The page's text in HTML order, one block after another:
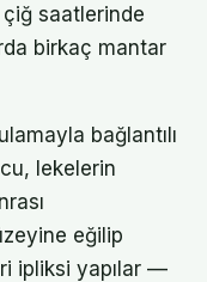
çiğ saatlerinde
birkaç mantar
bağlantılı
lekelerin
eğilip
ipliksi yapılar —